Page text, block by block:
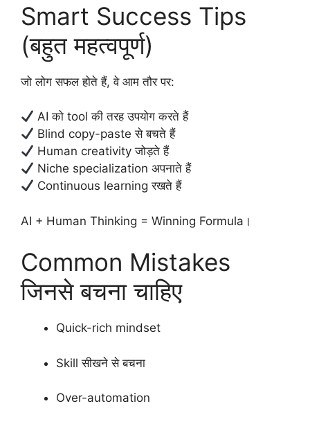
Smart Success Tips
(बहुत महत्वपूर्ण)
जो लोग सफल होते हैं, वे आम तौर पर:
AI को tool की तरह उपयोग करते हैं
Blind copy-paste से बचते हैं
Human creativity जोड़ते हैं
Niche specialization अपनाते हैं
Continuous learning रखते हैं
AI + Human Thinking = Winning Formula।
Common Mistakes
जिनसे बचना चाहिए
Quick-rich mindset
Skill सीखने से बचना
Over-automation